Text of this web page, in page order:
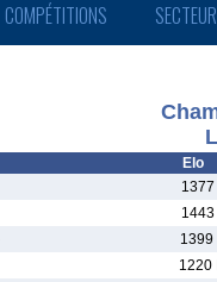
COMPÉTITIONS
Elo
1377
1443
1399
1220